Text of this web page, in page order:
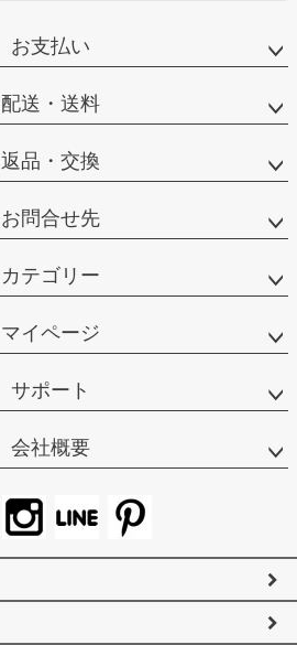
お支払い
配送・送料
返品・交換
お問合せ先
カテゴリー
マイページ
サポート
会社概要